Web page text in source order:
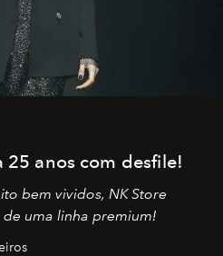
25 anos com desfile!
bem vividos, NK Store
uma linha premium!